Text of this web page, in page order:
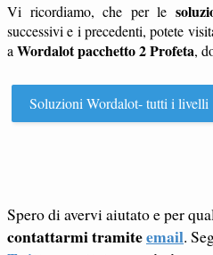
Vi ricordiamo, che per le
successivi e i precedenti, potete
a Wordalot pacchetto 2 Profeta,
Soluzioni Wordalot- tutti i livelli
Spero di avervi aiutato e per
contattarmi tramiteemail.